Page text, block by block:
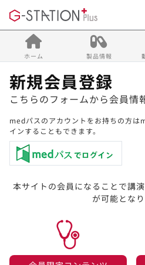
ホーム 製品情報
新規会員登録
こちらのフォームから会員情
medパスのアカウントをお持ちの方は
インすることもできます。
本サイトの会員になることで講
が可能となり